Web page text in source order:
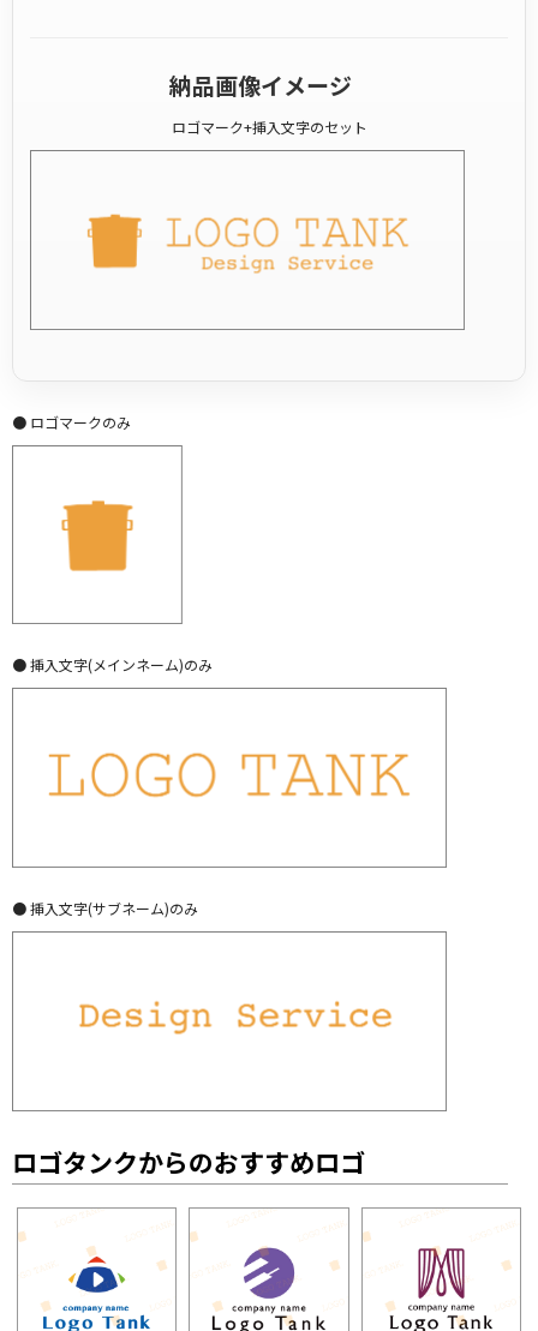
納品画像イメージ
ロゴマーク+挿入文字のセット
● ロゴマークのみ
● 挿入文字(メインネーム)のみ
● 挿入文字(サブネーム)のみ
ロゴタンクからのおすすめロゴ